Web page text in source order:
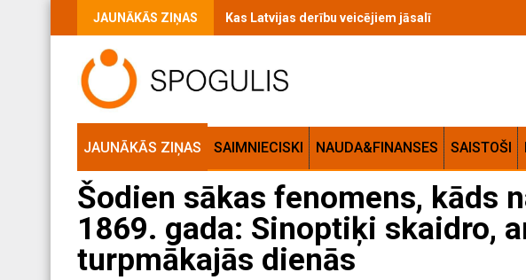
JAUNĀKĀS ZIŅAS Kas Latvijas derību veicējiem jāsalīdzina pirms
JAUNĀKĀS ZIŅAS SAIMNIECISKI NAUDA&FINANSES SAISTOŠI
Šodien sākas fenomens, kāds
1869. gada: Sinoptiķi skaidro,
turpmākajās dienās